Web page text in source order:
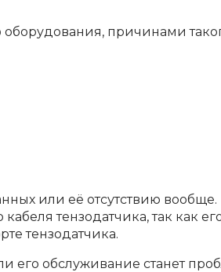
оборудования, причинами
или её отсутствию вообще.
тензодатчика, так как
тензодатчика.
его обслуживание станет